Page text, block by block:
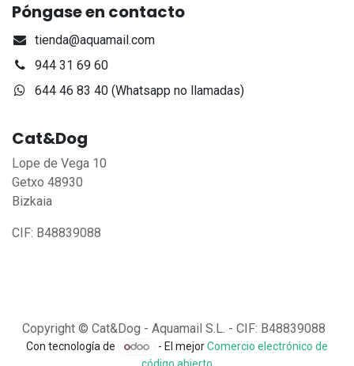
Póngase en contacto
tienda@aquamail.com
944 31 69 60
644 46 83 40 (Whatsapp no llamadas)
Cat&Dog
Lope de Vega 10
Getxo 48930
Bizkaia
CIF: B48839088
Copyright © Cat&Dog - Aquamail S.L. - CIF: B48839088
Con tecnología de - El mejorComercio electrónico de